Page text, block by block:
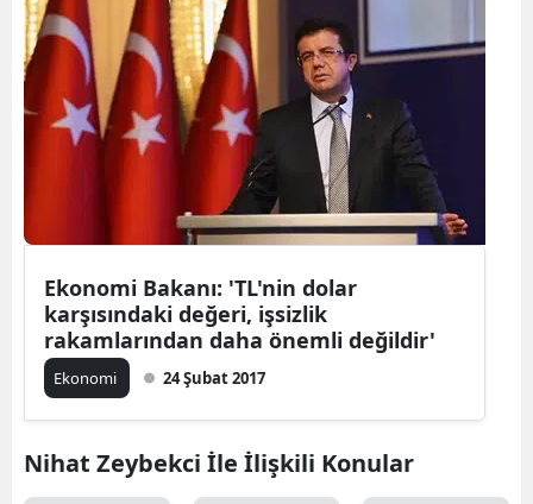
Ekonomi Bakanı: 'TL'nin dolar
karşısındaki değeri, işsizlik
rakamlarından daha önemli değildir'
Ekonomi 24 Şubat 2017
Nihat Zeybekci İle İlişkili Konular